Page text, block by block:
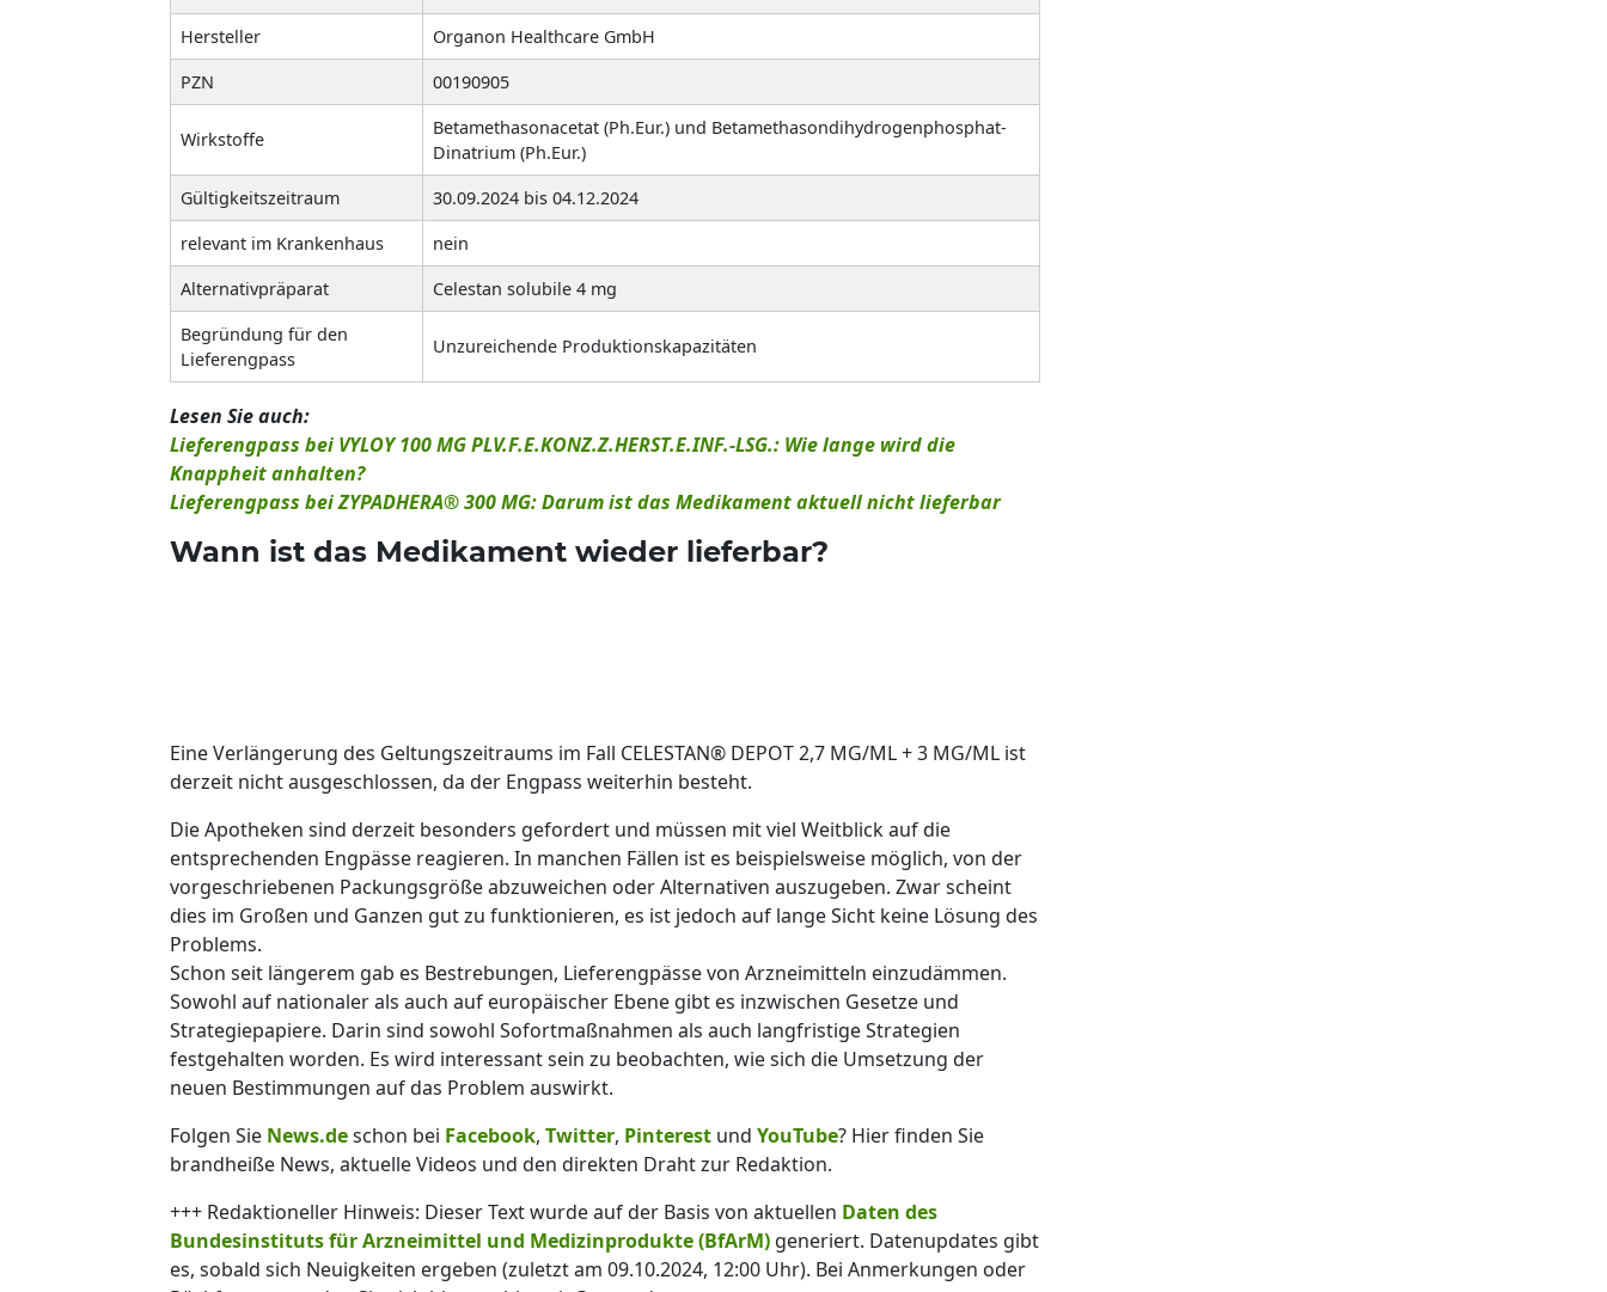
Hersteller
Organon Healthcare GmbH
PZN
00190905
Wirkstoffe
Betamethasonacetat (Ph.Eur.) und Betamethasondihydrogenphosphat-
Dinatrium (Ph.Eur.)
Gültigkeitszeitraum
30.09.2024 bis 04.12.2024
relevant im Krankenhaus
nein
Alternativpräparat
Celestan solubile 4 mg
Begründung für den
Lieferengpass
Unzureichende Produktionskapazitäten
Lesen Sie auch:
Lieferengpass bei VYLOY 100 MG PLV.F.E.KONZ.Z.HERST.E.INF.-LSG.: Wie lange wird die
Knappheit anhalten?
Lieferengpass bei ZYPADHERA® 300 MG: Darum ist das Medikament aktuell nicht lieferbar
Wann ist das Medikament wieder lieferbar?
Eine Verlängerung des Geltungszeitraums im Fall CELESTAN® DEPOT 2,7 MG/ML + 3 MG/ML ist
derzeit nicht ausgeschlossen, da der Engpass weiterhin besteht.
Die Apotheken sind derzeit besonders gefordert und müssen mit viel Weitblick auf die
entsprechenden Engpässe reagieren. In manchen Fällen ist es beispielsweise möglich, von der
vorgeschriebenen Packungsgröße abzuweichen oder Alternativen auszugeben. Zwar scheint
dies im Großen und Ganzen gut zu funktionieren, es ist jedoch auf lange Sicht keine Lösung des
Problems.
Schon seit längerem gab es Bestrebungen, Lieferengpässe von Arzneimitteln einzudämmen.
Sowohl auf nationaler als auch auf europäischer Ebene gibt es inzwischen Gesetze und
Strategiepapiere. Darin sind sowohl Sofortmaßnahmen als auch langfristige Strategien
festgehalten worden. Es wird interessant sein zu beobachten, wie sich die Umsetzung der
neuen Bestimmungen auf das Problem auswirkt.
Folgen Sie News.deschon bei Facebook, Twitter, Pinterest und YouTube? Hier finden Sie
brandheiße News, aktuelle Videos und den direkten Draht zur Redaktion.
+++ Redaktioneller Hinweis: Dieser Text wurde auf der Basis von aktuellen Daten des
Bundesinstituts für Arzneimittel und Medizinprodukte (BfArM) generiert. Datenupdates gibt
es, sobald sich Neuigkeiten ergeben (zuletzt am 09.10.2024, 12:00 Uhr). Bei Anmerkungen oder